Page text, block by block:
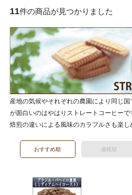
11件の商品が見つかりました
産地の気候やそれぞれの農園により同じ
が面白いのはやはりストレートコーヒーで
焙煎の違いによる風味のカラフルさも楽し
おすすめ順 価格順